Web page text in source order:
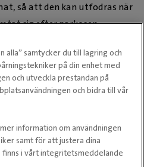
så att den kan utfodras när
sig efter narkosen.
-
iller
alla” samtycker du till lagring och
på din enhet med
och utveckla prestandan på
och bidra till vår
information om användningen
samt för att justera dina
i vårt integritetsmeddelande